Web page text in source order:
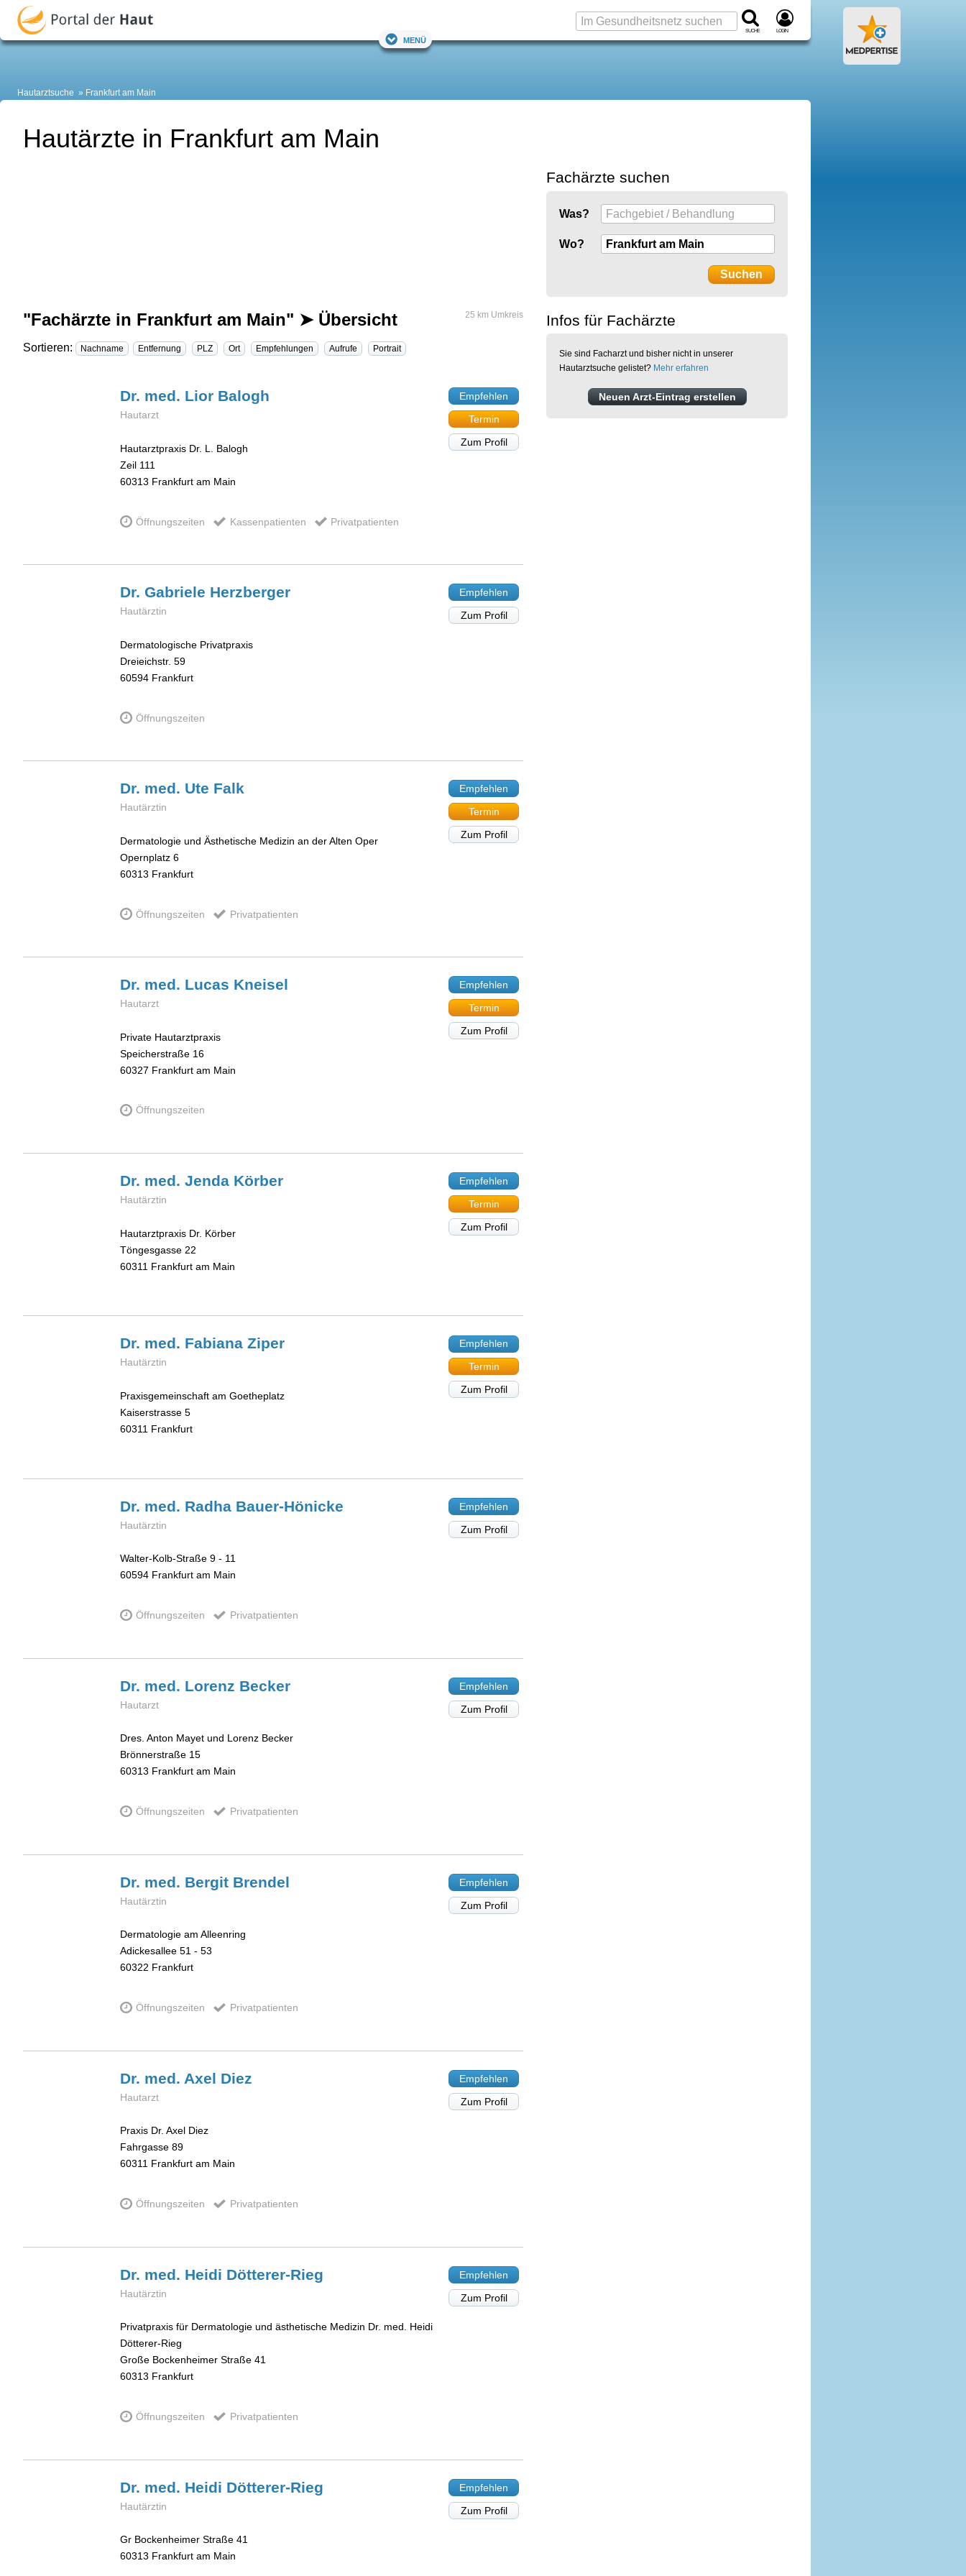
Suche Login
Menü
Hautarztsuche Frankfurt am Main
Hautärzte in Frankfurt am Main
"Fachärzte in Frankfurt am Main" ➤ Übersicht 25 km Umkreis
Sortieren: Nachname Entfernung PLZ Ort Empfehlungen Aufrufe Portrait
Dr. med. Lior Balogh
Hautarzt
Hautarztpraxis Dr. L. Balogh
Zeil 111
60313 Frankfurt am Main
Öffnungszeiten Kassenpatienten Privatpatienten
Empfehlen
Termin
Zum Profil
Dr. Gabriele Herzberger
Hautärztin
Dermatologische Privatpraxis
Dreieichstr. 59
60594 Frankfurt
Öffnungszeiten
Empfehlen
Zum Profil
Dr. med. Ute Falk
Hautärztin
Dermatologie und Ästhetische Medizin an der Alten Oper
Opernplatz 6
60313 Frankfurt
Öffnungszeiten Privatpatienten
Empfehlen
Termin
Zum Profil
Dr. med. Lucas Kneisel
Hautarzt
Private Hautarztpraxis
Speicherstraße 16
60327 Frankfurt am Main
Öffnungszeiten
Empfehlen
Termin
Zum Profil
Dr. med. Jenda Körber
Hautärztin
Hautarztpraxis Dr. Körber
Töngesgasse 22
60311 Frankfurt am Main
Empfehlen
Termin
Zum Profil
Dr. med. Fabiana Ziper
Hautärztin
Praxisgemeinschaft am Goetheplatz
Kaiserstrasse 5
60311 Frankfurt
Empfehlen
Termin
Zum Profil
Dr. med. Radha Bauer-Hönicke
Hautärztin
Walter-Kolb-Straße 9 - 11
60594 Frankfurt am Main
Öffnungszeiten Privatpatienten
Empfehlen
Zum Profil
Dr. med. Lorenz Becker
Hautarzt
Dres. Anton Mayet und Lorenz Becker
Brönnerstraße 15
60313 Frankfurt am Main
Öffnungszeiten Privatpatienten
Empfehlen
Zum Profil
Dr. med. Bergit Brendel
Hautärztin
Dermatologie am Alleenring
Adickesallee 51 - 53
60322 Frankfurt
Öffnungszeiten Privatpatienten
Empfehlen
Zum Profil
Dr. med. Axel Diez
Hautarzt
Praxis Dr. Axel Diez
Fahrgasse 89
60311 Frankfurt am Main
Öffnungszeiten Privatpatienten
Empfehlen
Zum Profil
Dr. med. Heidi Dötterer-Rieg
Hautärztin
Privatpraxis für Dermatologie und ästhetische Medizin Dr. med. Heidi
Dötterer-Rieg
Große Bockenheimer Straße 41
60313 Frankfurt
Öffnungszeiten Privatpatienten
Empfehlen
Zum Profil
Dr. med. Heidi Dötterer-Rieg
Hautärztin
Gr Bockenheimer Straße 41
60313 Frankfurt am Main
Empfehlen
Zum Profil
Fachärzte suchen
Was?
Wo?
Infos für Fachärzte
Sie sind Facharzt und bisher nicht in unserer
Hautarztsuche gelistet? Mehr erfahren
Neuen Arzt-Eintrag erstellen